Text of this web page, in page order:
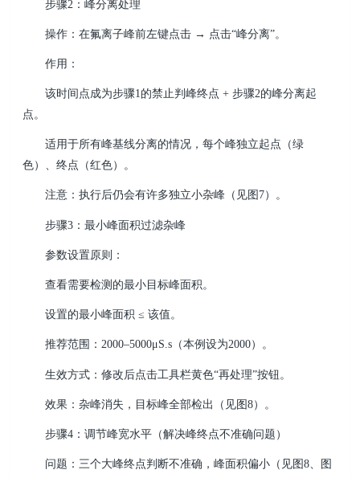
步骤2：峰分离处理
操作：在氟离子峰前左键点击 → 点击“峰分离”。
作用：
该时间点成为步骤1的禁止判峰终点 + 步骤2的峰分离起
点。
适用于所有峰基线分离的情况，每个峰独立起点（绿
色）、终点（红色）。
注意：执行后仍会有许多独立小杂峰（见图7）。
步骤3：最小峰面积过滤杂峰
参数设置原则：
查看需要检测的最小目标峰面积。
设置的最小峰面积 ≤ 该值。
推荐范围：2000–5000μS.s（本例设为2000）。
生效方式：修改后点击工具栏黄色“再处理”按钮。
效果：杂峰消失，目标峰全部检出（见图8）。
步骤4：调节峰宽水平（解决峰终点不准确问题）
问题：三个大峰终点判断不准确，峰面积偏小（见图8、图